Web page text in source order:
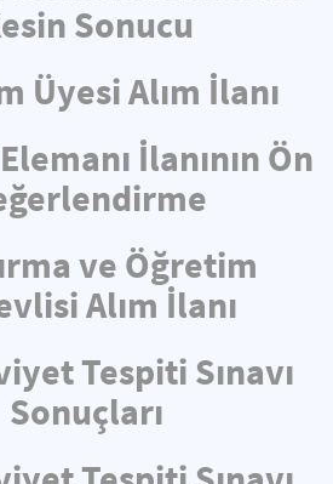
Sonucu
Üyesi Alım İlanı
İlanının Ön
ve Öğretim
Alım İlanı
Tespiti Sınavı
Sonuçları